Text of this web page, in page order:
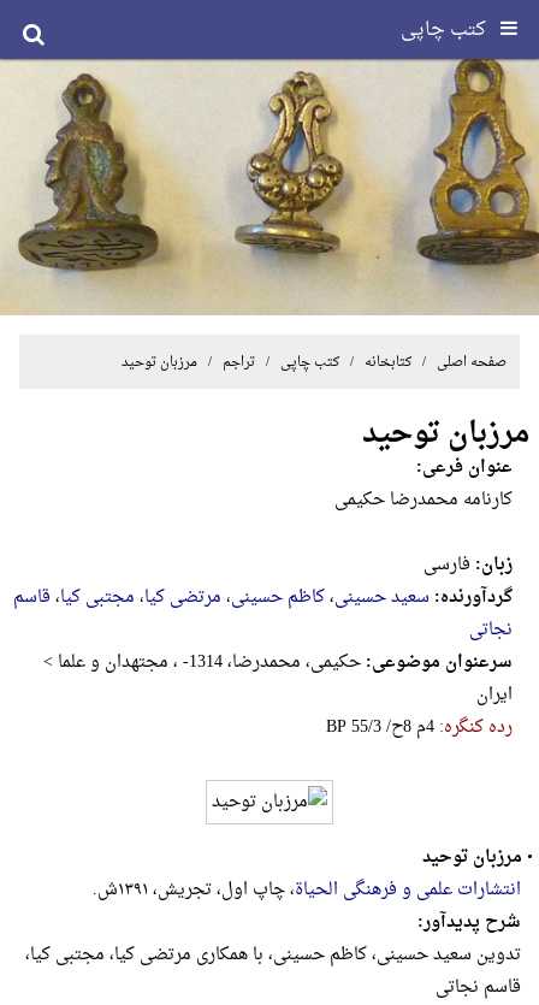
کتب چاپی
صفحه اصلی / کتابخانه /کتب چاپی /تراجم / مرزبان توحید
مرزبان توحید
عنوان فرعی:
کارنامه محمدرضا حکیمی
زبان: فارسی
گردآورنده: سعید حسینی،کاظم حسینی،مرتضی کیا،مجتبی کیا،قاسم
نجاتی
سرعنوان موضوعی:
حکیمی، محمدرضا، 1314- ، مجتهدان و علما >
ایران
رده کنگره:‎B‎P‎ ‎5‎5‎/‎3‎ ‎/‎ح‎8‎ ‎م‎4
•مرزبان توحید
انتشارات علمی و فرهنگی الحیاة، چاپ اول، تجریش، ۱۳۹۱ش.
شرح پدیدآور:
تدوین سعید حسینی، کاظم حسینی، با همکاری مرتضی کیا، مجتبی کیا،
قاسم نجاتی